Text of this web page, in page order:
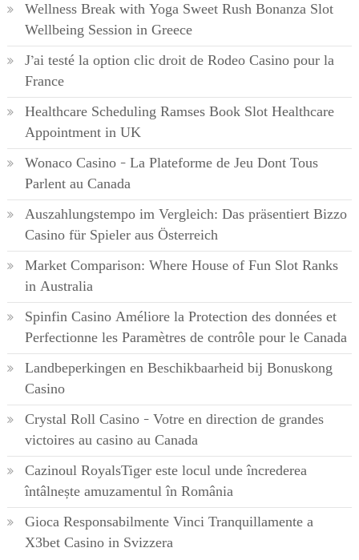
Wellness Break with Yoga Sweet Rush Bonanza Slot
Wellbeing Session in Greece
J’ai testé la option clic droit de Rodeo Casino pour la
France
Healthcare Scheduling Ramses Book Slot Healthcare
Appointment in UK
Wonaco Casino – La Plateforme de Jeu Dont Tous
Parlent au Canada
Auszahlungstempo im Vergleich: Das präsentiert Bizzo
Casino für Spieler aus Österreich
Market Comparison: Where House of Fun Slot Ranks
in Australia
Spinfin Casino Améliore la Protection des données et
Perfectionne les Paramètres de contrôle pour le Canada
Landbeperkingen en Beschikbaarheid bij Bonuskong
Casino
Crystal Roll Casino – Votre en direction de grandes
victoires au casino au Canada
Cazinoul RoyalsTiger este locul unde încrederea
întâlnește amuzamentul în România
Gioca Responsabilmente Vinci Tranquillamente a
X3bet Casino in Svizzera